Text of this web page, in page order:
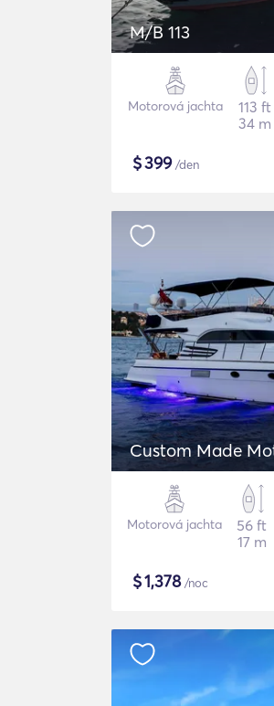
M/B 113
Motorová jachta
113 ft
34 m
$399/den
Custom Made
Motorová jachta
56 ft
17 m
$1,378/noc